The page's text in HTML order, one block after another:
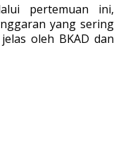
pertemuan ini,
yang sering
oleh BKAD dan